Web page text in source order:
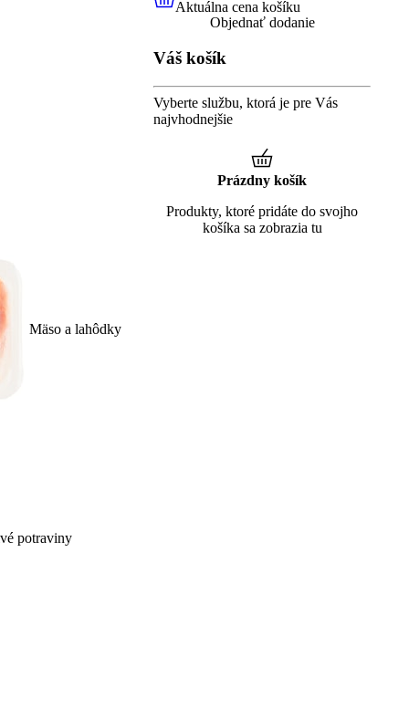
Mäso a lahôdky
potraviny
0,00 €Aktuálna cena košíku
Aktuálna cena košíku
Objednať dodanie
Váš košík
Vyberte službu, ktorá je pre Vás
najvhodnejšie
Prázdny košík
Produkty, ktoré pridáte do svojho
košíka sa zobrazia tu